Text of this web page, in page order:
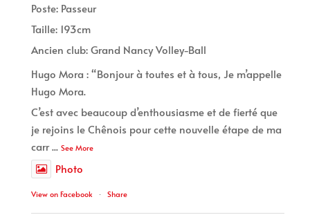
Poste: Passeur
Taille: 193cm
Ancien club: Grand Nancy Volley-Ball
Hugo Mora : “Bonjour à toutes et à tous, Je m’appelle
Hugo Mora.
C’est avec beaucoup d’enthousiasme et de fierté que
je rejoins le Chênois pour cette nouvelle étape de ma
carr... See More
Photo
View on Facebook · Share